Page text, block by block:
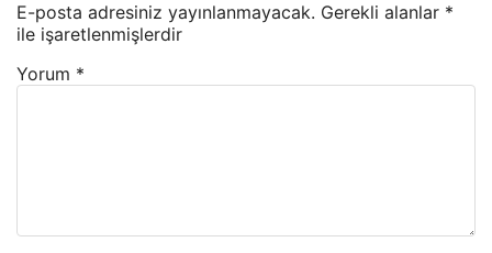
E-posta adresiniz yayınlanmayacak. Gerekli alanlar *
ile işaretlenmişlerdir
Yorum *